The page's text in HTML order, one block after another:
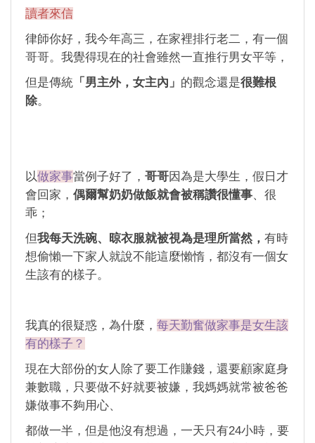
讀者來信
律師你好，我今年高三，在家裡排行老二，有一個
哥哥。我覺得現在的社會雖然一直推行男女平等，
但是傳統 「男主外，女主內」 的觀念還是很難根
除
以做家事當例子好了， 哥哥因為是大學生，假日才
會回家， 偶爾幫奶奶做飯就會被稱讚很懂事 、很
乖；
但我每天洗碗、晾衣服就被視為是理所當然， 有時
想偷懶一下家人就說不能這麼懶惰，都沒有一個女
生該有的樣子。
我真的很疑惑，為什麼， 每天勤奮做家事是女生該
有的樣子？
現在大部份的女人除了要工作賺錢，還要顧家庭身
兼數職，只要做不好就要被嫌，我媽媽就常被爸爸
嫌做事不夠用心、
都做一半，但是他沒有想過，一天只有24小時，要